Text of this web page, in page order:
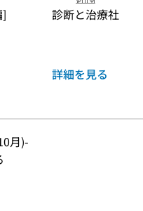
] 診断と治療社
詳細を見る
月)-